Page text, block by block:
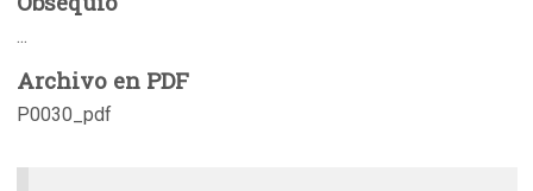
...
Archivo en PDF
P0030_pdf